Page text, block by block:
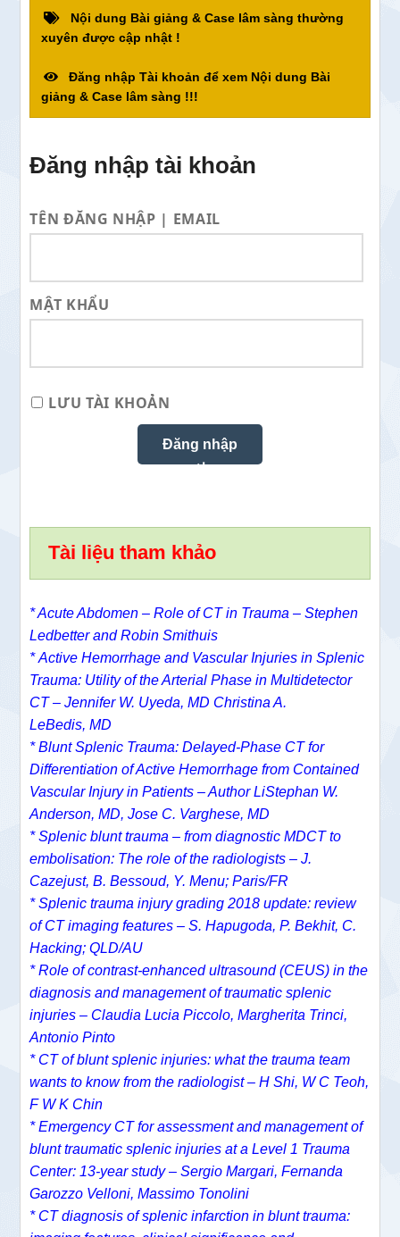
Nội dung Bài giảng & Case lâm sàng thường
xuyên được cập nhật !
Đăng nhập Tài khoản để xem Nội dung Bài
giảng & Case lâm sàng !!!
Đăng nhập tài khoản
TÊN ĐĂNG NHẬP | EMAIL
MẬT KHẨU
LƯU TÀI KHOẢN
Tài liệu tham khảo
* Acute Abdomen – Role of CT in Trauma – Stephen
Ledbetter and Robin Smithuis
* Active Hemorrhage and Vascular Injuries in Splenic
Trauma: Utility of the Arterial Phase in Multidetector
CT –Jennifer W. Uyeda, MD Christina A.
LeBedis, MD
*Blunt Splenic Trauma: Delayed-Phase CT for
Differentiation of Active Hemorrhage from Contained
Vascular Injury in Patients – Author LiStephan W.
Anderson, MD,Jose C. Varghese, MD
* Splenic blunt trauma – from diagnostic MDCT to
embolisation: The role of the radiologists – J.
Cazejust, B. Bessoud, Y. Menu; Paris/FR
* Splenic trauma injury grading 2018 update: review
of CT imaging features – S. Hapugoda, P. Bekhit, C.
Hacking; QLD/AU
* Role of contrast‑enhanced ultrasound (CEUS) in the
diagnosis and management of traumatic splenic
injuries – Claudia Lucia Piccolo, Margherita Trinci,
Antonio Pinto
* CT of blunt splenic injuries: what the trauma team
wants to know from the radiologist – H Shi, W C Teoh,
F W K Chin
* Emergency CT for assessment and management of
blunt traumatic splenic injuries at a Level 1 Trauma
Center: 13-year study – Sergio Margari, Fernanda
Garozzo Velloni, Massimo Tonolini
* CT diagnosis of splenic infarction in blunt trauma: